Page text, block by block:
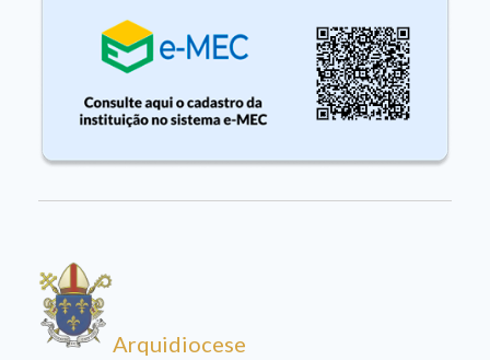
Arquidiocese